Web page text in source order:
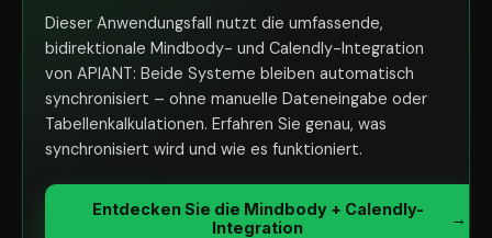
Dieser Anwendungsfall nutzt die umfassende,
bidirektionale Mindbody- und Calendly-Integration
von APIANT: Beide Systeme bleiben automatisch
synchronisiert – ohne manuelle Dateneingabe oder
Tabellenkalkulationen. Erfahren Sie genau, was
synchronisiert wird und wie es funktioniert.
Entdecken Sie die Mindbody + Calendly-
Integration
→